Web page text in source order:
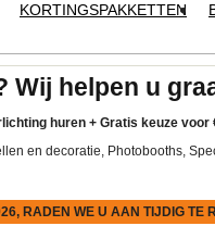
KORTINGSPAKKETTEN
Wij helpen u
huren + Gratis keuze voor
en decoratie, Photobooths,
RADEN WE U AAN TIJDIGTE